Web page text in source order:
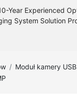
Moduł kamery USB